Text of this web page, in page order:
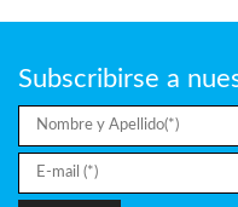
Subscribirse a